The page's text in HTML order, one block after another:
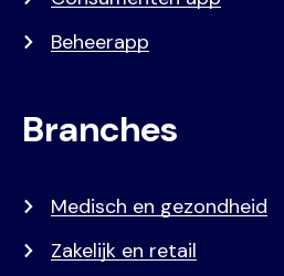
Beheerapp
Branches
Medisch en gezondheid
Zakelijk en retail